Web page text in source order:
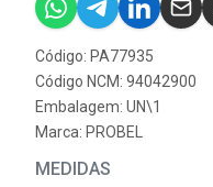
Código: PA77935
Código NCM: 94042900
Embalagem: UN\1
Marca: PROBEL
MEDIDAS